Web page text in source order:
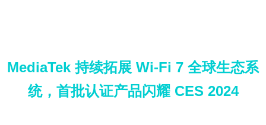
MediaTek 持续拓展 Wi-Fi 7 全球生态系
统，首批认证产品闪耀 CES 2024